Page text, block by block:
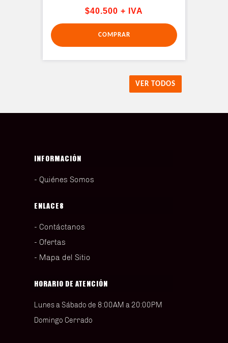
$40.500 + IVA
COMPRAR
VER TODOS
INFORMACIÓN
Quiénes Somos
ENLACES
Contáctanos
Ofertas
Mapa del Sitio
HORARIO DE ATENCIÓN
Lunes a Sábado de 8:00AM a 20:00PM
Domingo Cerrado